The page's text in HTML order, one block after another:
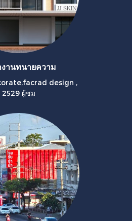
านทนายความ
design ,
2529 ผู้ชม